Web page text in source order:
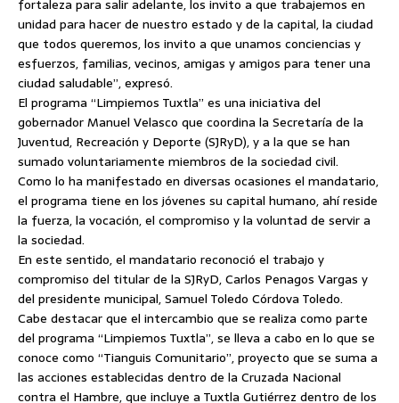
fortaleza para salir adelante, los invito a que trabajemos en
unidad para hacer de nuestro estado y de la capital, la ciudad
que todos queremos, los invito a que unamos conciencias y
esfuerzos, familias, vecinos, amigas y amigos para tener una
ciudad saludable”, expresó.
El programa “Limpiemos Tuxtla” es una iniciativa del
gobernador Manuel Velasco que coordina la Secretaría de la
Juventud, Recreación y Deporte (SJRyD), y a la que se han
sumado voluntariamente miembros de la sociedad civil.
Como lo ha manifestado en diversas ocasiones el mandatario,
el programa tiene en los jóvenes su capital humano, ahí reside
la fuerza, la vocación, el compromiso y la voluntad de servir a
la sociedad.
En este sentido, el mandatario reconoció el trabajo y
compromiso del titular de la SJRyD, Carlos Penagos Vargas y
del presidente municipal, Samuel Toledo Córdova Toledo.
Cabe destacar que el intercambio que se realiza como parte
del programa “Limpiemos Tuxtla”, se lleva a cabo en lo que se
conoce como “Tianguis Comunitario”, proyecto que se suma a
las acciones establecidas dentro de la Cruzada Nacional
contra el Hambre, que incluye a Tuxtla Gutiérrez dentro de los